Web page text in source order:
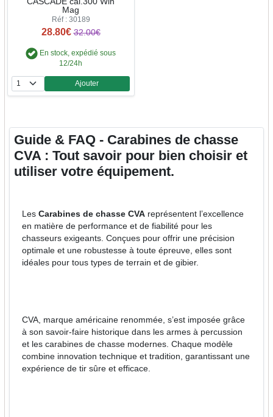
Mag
Réf : 30189
28.80€ 32.00€
En stock, expédié sous
12/24h
Quantité
Ajouter
Guide & FAQ - Carabines de chasse
CVA : Tout savoir pour bien choisir et
utiliser votre équipement.
LesCarabines de chasse CVA représentent l’excellence
en matière de performance et de fiabilité pour les
chasseurs exigeants. Conçues pour offrir une précision
optimale et une robustesse à toute épreuve, elles sont
idéales pour tous types de terrain et de gibier.
CVA, marque américaine renommée, s’est imposée grâce
à son savoir-faire historique dans les armes à percussion
et les carabines de chasse modernes. Chaque modèle
combine innovation technique et tradition, garantissant une
expérience de tir sûre et efficace.